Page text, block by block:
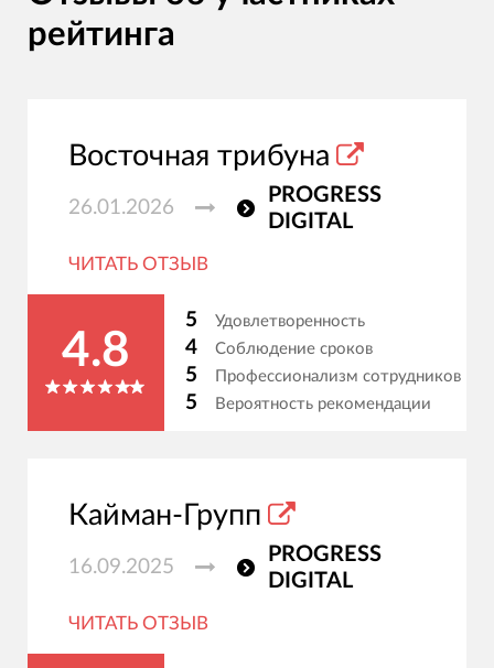
рейтинга
Восточная трибуна
26.01.2026
PROGRESS
DIGITAL
ЧИТАТЬ ОТЗЫВ
4.8
5 Удовлетворенность
4 Соблюдение сроков
5 Профессионализм сотрудников
5 Вероятность рекомендации
Кайман-Групп
16.09.2025
PROGRESS
DIGITAL
ЧИТАТЬ ОТЗЫВ